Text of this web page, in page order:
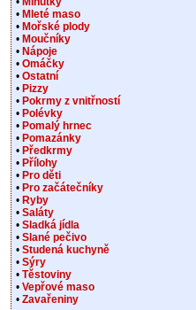
• Mleté maso
• Mořské plody
• Moučníky
• Nápoje
• Omáčky
• Ostatní
• Pizzy
• Pokrmy z vnitřností
• Polévky
• Pomalý hrnec
• Pomazánky
• Předkrmy
• Přílohy
• Pro děti
• Pro začátečníky
• Ryby
• Saláty
• Sladká jídla
• Slané pečivo
• Studená kuchyně
• Sýry
• Těstoviny
• Vepřové maso
• Zavařeniny